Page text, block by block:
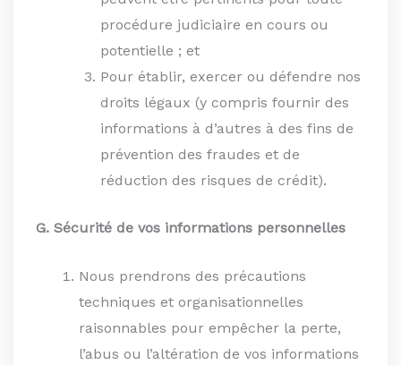
procédure judiciaire en cours ou
potentielle ; et
Pour établir, exercer ou défendre nos
droits légaux (y compris fournir des
informations à d’autres à des fins de
prévention des fraudes et de
réduction des risques de crédit).
G. Sécurité de vos informations personnelles
Nous prendrons des précautions
techniques et organisationnelles
raisonnables pour empêcher la perte,
l’abus ou l’altération de vos informations